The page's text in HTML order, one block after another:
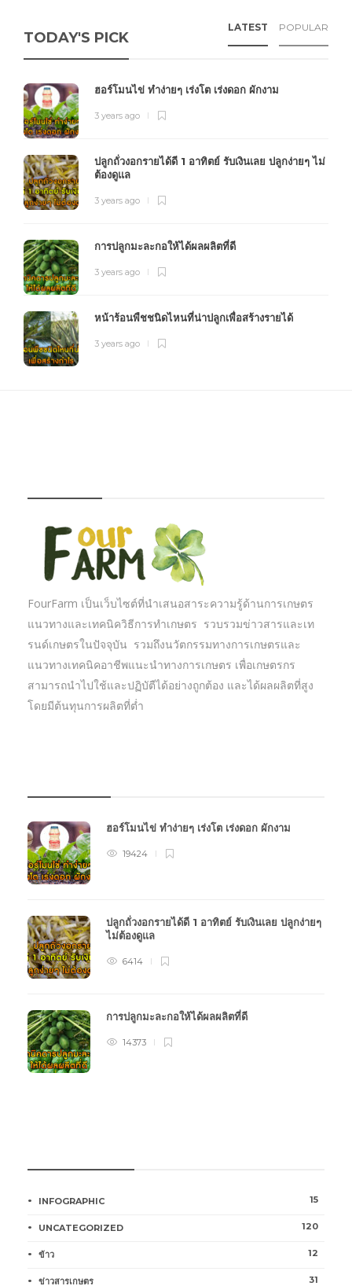
TODAY'S PICK
LATEST POPULAR
ฮอร์โมนไข่ ทำง่ายๆ เร่งโต เร่งดอก ผักงาม
3 years ago
ปลูกถั่วงอกรายได้ดี 1 อาทิตย์ รับเงินเลย ปลูกง่ายๆ ไม่
ต้องดูแล
3 years ago
การปลูกมะละกอให้ได้ผลผลิตที่ดี
3 years ago
หน้าร้อนพืชชนิดไหนที่น่าปลูกเพื่อสร้างรายได้
3 years ago
FourFarm เป็นเว็บไซต์ที่นำเสนอสาระความรู้ด้านการเกษตร
แนวทางและเทคนิควิธีการทำเกษตร รวบรวมข่าวสารและเท
รนด์เกษตรในปัจจุบัน รวมถึงนวัตกรรมทางการเกษตรและ
แนวทางเทคนิคอาชีพแนะนำทางการเกษตร เพื่อเกษตรกร
สามารถนำไปใช้และปฏิบัตืได้อย่างถูกต้อง และได้ผลผลิตที่สูง
โดยมีต้นทุนการผลิตที่ต่ำ
ฮอร์โมนไข่ ทำง่ายๆ เร่งโต เร่งดอก ผักงาม
19424
ปลูกถั่วงอกรายได้ดี 1 อาทิตย์ รับเงินเลย ปลูกง่ายๆ
ไม่ต้องดูแล
6414
การปลูกมะละกอให้ได้ผลผลิตที่ดี
14373
INFOGRAPHIC 15
UNCATEGORIZED 120
ข้าว 12
ข่าวสารเกษตร 31